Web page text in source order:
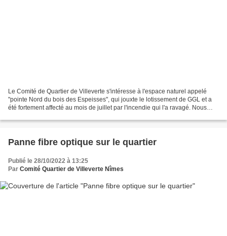
Le Comité de Quartier de Villeverte s'intéresse à l'espace naturel appelé
"pointe Nord du bois des Espeisses", qui jouxte le lotissement de GGL et a
été fortement affecté au mois de juillet par l'incendie qui l'a ravagé. Nous
Panne fibre optique sur le quartier
Publié le 28/10/2022 à 13:25
Par Comité Quartier de Villeverte Nîmes